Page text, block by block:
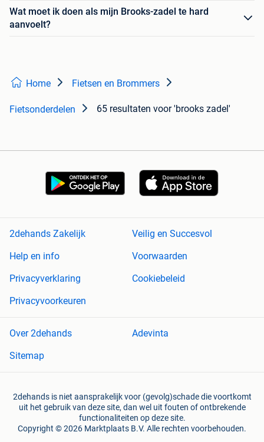
Wat moet ik doen als mijn Brooks-zadel te hard
aanvoelt?
Home Fietsen en Brommers
Fietsonderdelen 65 resultaten voor 'brooks zadel'
2dehands Zakelijk
Veilig en Succesvol
Help en info
Voorwaarden
Privacyverklaring
Cookiebeleid
Privacyvoorkeuren
Over 2dehands
Adevinta
Sitemap
2dehands is niet aansprakelijk voor (gevolg)schade die voortkomt
uit het gebruik van deze site, dan wel uit fouten of ontbrekende
functionaliteiten op deze site.
Copyright © 2026 Marktplaats B.V. Alle rechten voorbehouden.